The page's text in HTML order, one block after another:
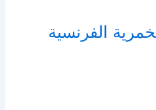
الفرنسية